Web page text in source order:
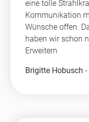
eine tolle
Kommunikation
Wünsche offen.
haben wir schon
Erweitern
Brigitte Hobusch -